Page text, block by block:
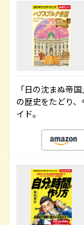
「日の沈まぬ帝
の歴史をたどり
イド。